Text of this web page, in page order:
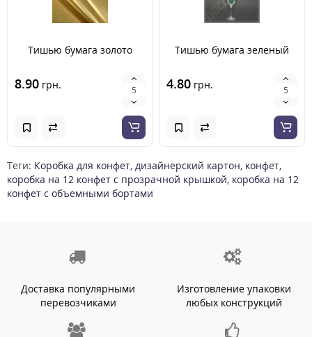
Тишью бумага золото
8.90 грн.
Тишью бумага зеленый
4.80 грн.
Теги: Коробка для конфет, дизайнерский картон, конфет,
коробка на 12 конфет с прозрачной крышкой, коробка на 12
конфет с объемными бортами
Доставка популярными
перевозчиками
Изготовление упаковки
любых конструкций